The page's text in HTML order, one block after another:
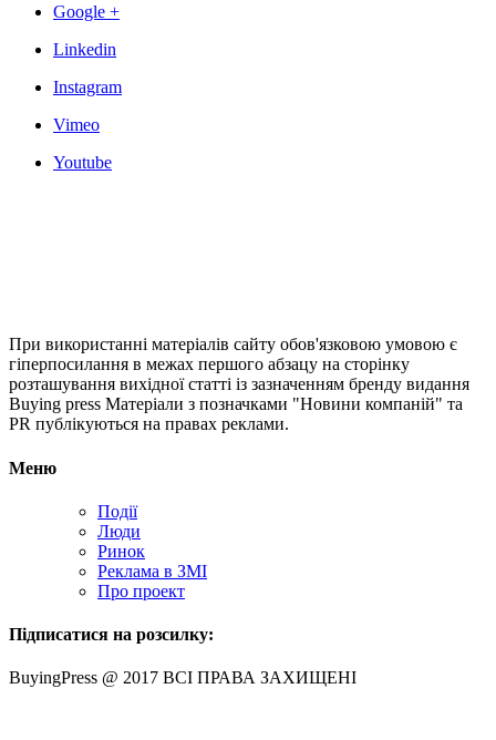
Google +
Linkedin
Instagram
Vimeo
Youtube
При використанні матеріалів сайту обов'язковою умовою є
гіперпосилання в межах першого абзацу на сторінку
розташування вихідної статті із зазначенням бренду видання
Buying press Матеріали з позначками "Новини компаній" та
PR публікуються на правах реклами.
Меню
Події
Люди
Ринок
Реклама в ЗМІ
Про проект
Підписатися на розсилку:
BuyingPress @ 2017 ВСІ ПРАВА ЗАХИЩЕНІ